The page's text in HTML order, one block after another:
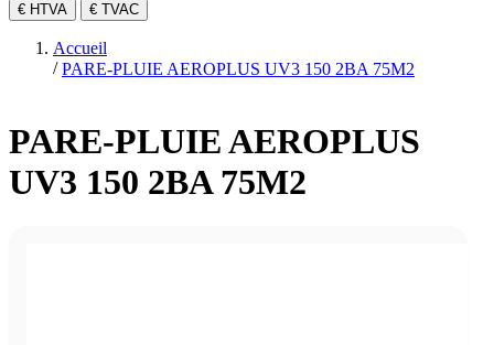
€ HTVA € TVAC
Accueil
/ PARE-PLUIE AEROPLUS UV3 150 2BA 75M2
PARE-PLUIE AEROPLUS
UV3 150 2BA 75M2